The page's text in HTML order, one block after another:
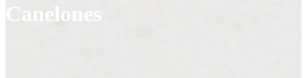
Canelones